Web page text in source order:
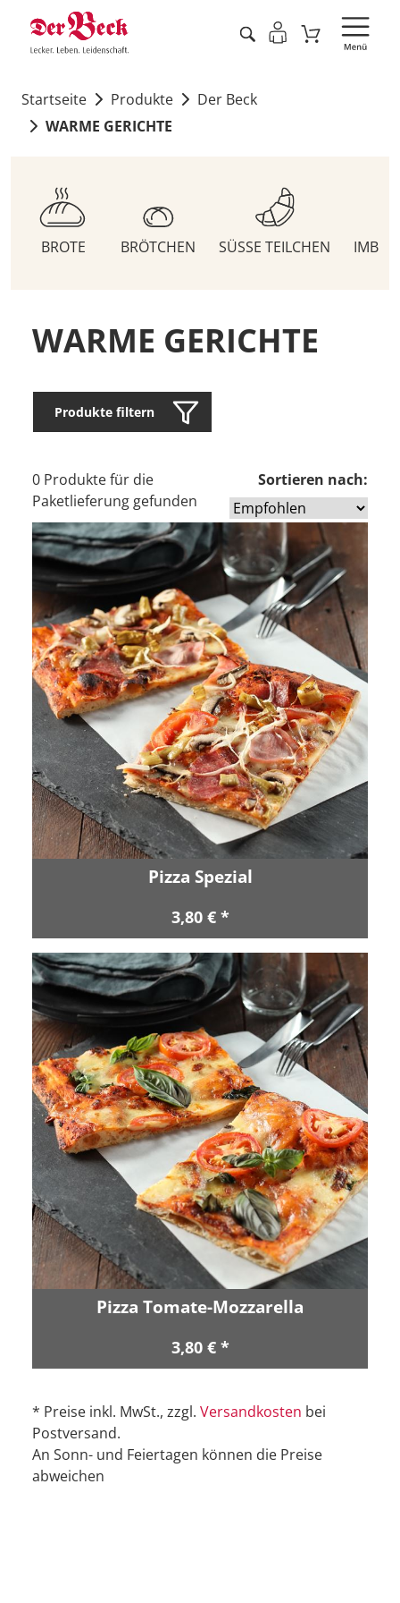
Startseite Produkte
Der Beck
WARME GERICHTE
BROTE BRÖTCHEN SÜSSE TEILCHEN
WARME GERICHTE
Produkte filtern
0 Produkte für die
Paketlieferung gefunden
Sortieren nach:
Pizza Spezial
3,80 € *
Pizza Tomate-Mozzarella
3,80 € *
* Preise inkl. MwSt., zzgl. Versandkosten bei
Postversand.
An Sonn- und Feiertagen können die Preise
abweichen